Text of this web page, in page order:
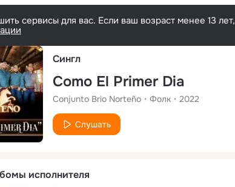
сервисы для вас. Если ваш возраст менее 13
Сингл
Como El Primer Dia
Conjunto Brio Norteño Фолк 2022
Слушать
исполнителя